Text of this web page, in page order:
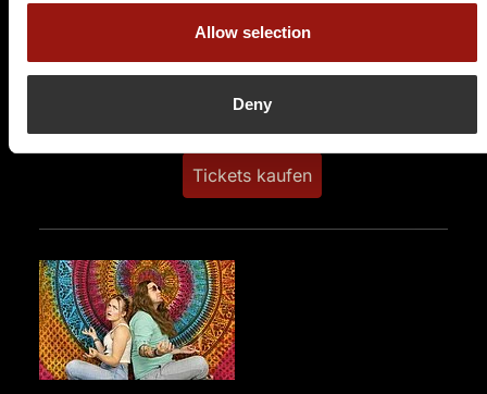
Allow selection
Deny
Auf der Karte anzeigen
Tickets kaufen